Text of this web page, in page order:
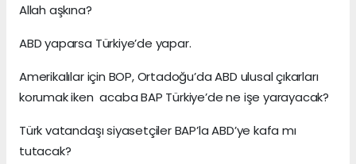
Allah aşkına?
ABD yaparsa Türkiye’de yapar.
Amerikalılar için BOP, Ortadoğu’da ABD ulusal çıkarları
korumak iken acaba BAP Türkiye’de ne işe yarayacak?
Türk vatandaşı siyasetçiler BAP’la ABD’ye kafa mı
tutacak?